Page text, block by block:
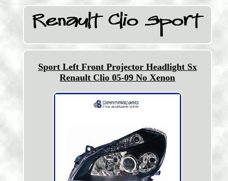
Sport Left Front Projector Headlight Sx
Renault Clio 05-09 No Xenon